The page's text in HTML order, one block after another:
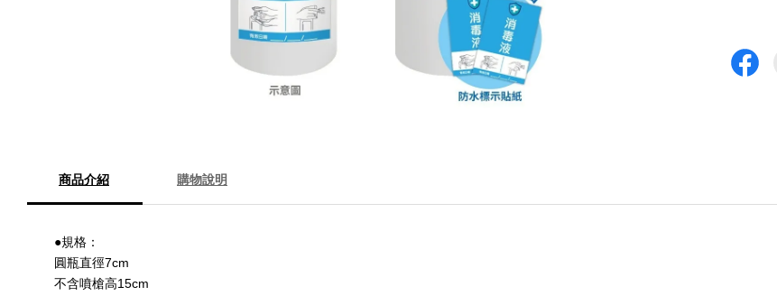
商品介紹 購物說明
●規格：
圓瓶直徑7cm
不含噴槍高15cm